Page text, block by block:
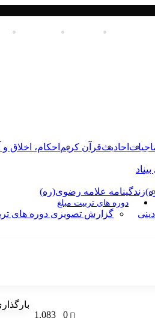
درباره بنیاد تماس با بنیاد
احادیثقرآن کریم احکام، اخلاق
زندگینامه علامه رضوی(ره)
دوره های تربیت مبلغ
گزارش تصویری دوره های
0